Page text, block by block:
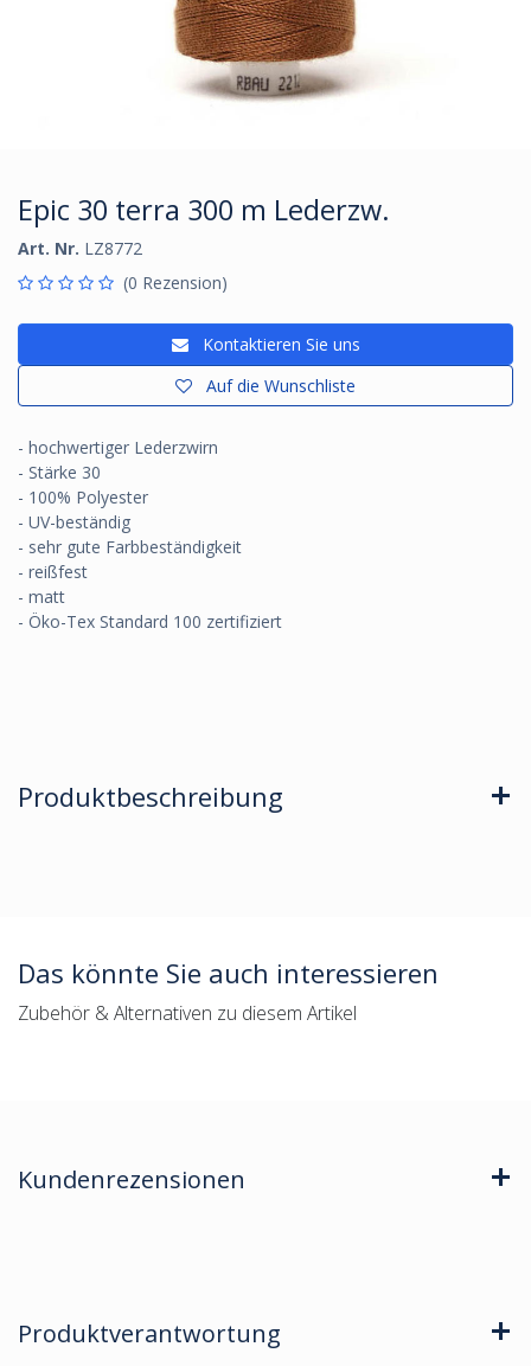
Epic 30 terra 300 m Lederzw.
Art. Nr. LZ8772
(0 Rezension)
Kontaktieren Sie uns
Auf die Wunschliste
- hochwertiger Lederzwirn
- Stärke 30
- 100% Polyester
- UV-beständig
- sehr gute Farbbeständigkeit
- reißfest
- matt
- Öko-Tex Standard 100 zertifiziert
Produktbeschreibung
Das könnte Sie auch interessieren
Zubehör & Alternativen zu diesem Artikel
Kundenrezensionen
Produktverantwortung